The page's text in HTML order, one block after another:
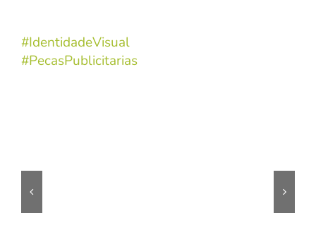
#IdentidadeVisual
#PecasPublicitarias